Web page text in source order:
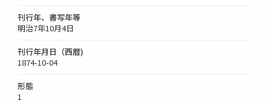
刊行年、書写年等
明治7年10月4日
刊行年月日（西暦)
1874-10-04
形態
1